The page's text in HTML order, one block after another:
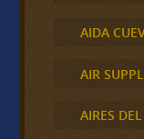
AIDA
AIR
AIRES